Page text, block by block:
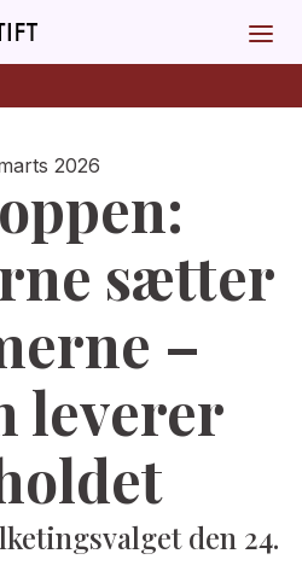
2026
sætter
–
leverer
den 24.